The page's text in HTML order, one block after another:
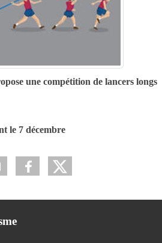
une compétition de lancers longs
le 7 décembre